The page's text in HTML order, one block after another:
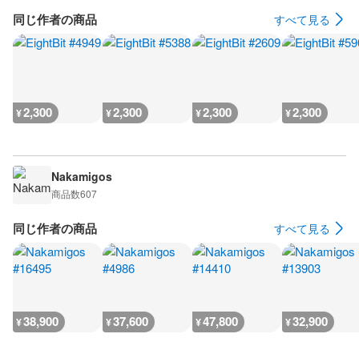
同じ作者の商品 すべて見る
¥2,300 ¥2,300 ¥2,300 ¥2,300
Nakamigos
商品数607
同じ作者の商品 すべて見る
¥38,900 ¥37,600 ¥47,800 ¥32,900